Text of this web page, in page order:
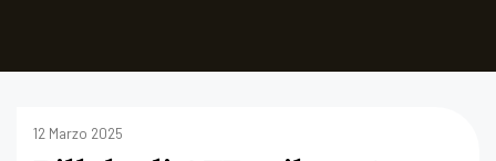
12 Marzo 2025